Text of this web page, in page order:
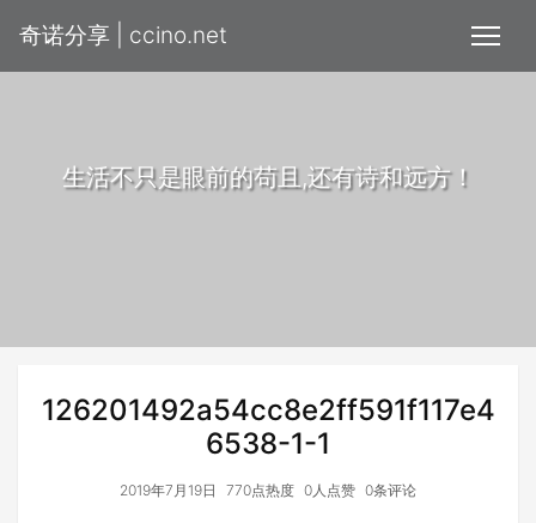
奇诺分享 | ccino.net
生活不只是眼前的苟且,还有诗和远方！
126201492a54cc8e2ff591f117e4
6538-1-1
2019年7月19日 770点热度 0人点赞 0条评论